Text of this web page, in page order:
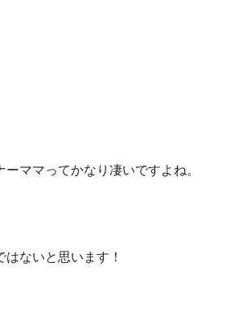
ママってかなり凄いですよね。
ないと思います！